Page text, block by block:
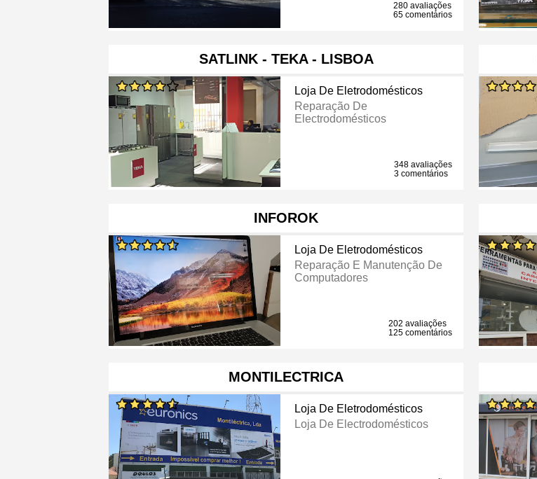
280 avaliações
65 comentários
SATLINK - TEKA - LISBOA
Loja De Eletrodomésticos
Reparação De
Electrodomésticos
348 avaliações
3 comentários
INFOROK
Loja De Eletrodomésticos
Reparação E Manutenção De
Computadores
202 avaliações
125 comentários
MONTILECTRICA
Loja De Eletrodomésticos
Loja De Electrodomésticos